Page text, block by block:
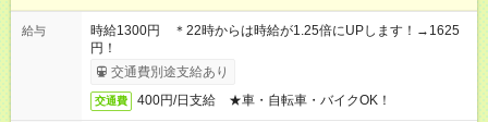
給与
時給1300円 ＊22時からは時給が1.25倍にUPします！→1625
円！
交通費別途支給あり
交通費 400円/日支給 ★車・自転車・バイクOK！